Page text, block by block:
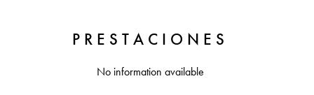
PRESTACIONES
No information available